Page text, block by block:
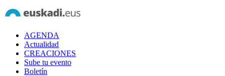
AGENDA
Actualidad
CREACIONES
Sube tu evento
Boletín